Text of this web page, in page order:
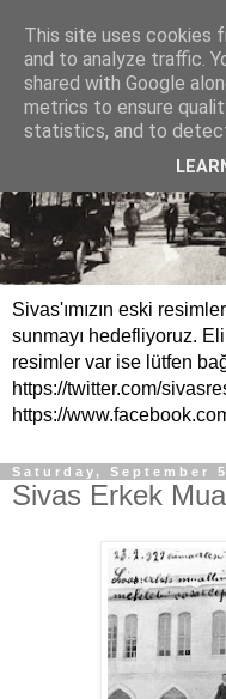
Sivas'ımızın eski
sunmayı hedefliyoruz.
resimler var ise lütfen
https://twitter.com/
https://
Saturday, September
Sivas Erkek
This site uses cookies
and to analyze traffic.
shared with Google
metrics to ensure
statistics, and to